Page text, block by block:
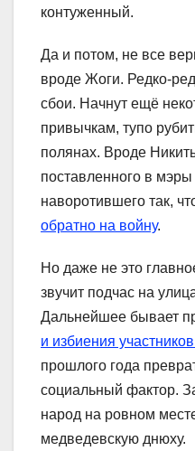
контуженный.
Да и потом, не все
вроде Жоги. Редко-
сбои. Начнут ещё
привычкам, тупо
полянах. Вроде
поставленного в
наворотившего так,
обратно на войну.
Но даже не это
звучит подчас на
Дальнейшее бывает
и избиения
прошлого года
социальный фактор.
народ на ровном
медведевскую днюху.